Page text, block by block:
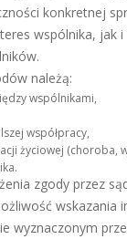
konkretnej
wspólnika, jak i
należą:
wspólnikami,
współpracy,
życiowej (choroba,
zgody przez
wskazania
wyznaczonym